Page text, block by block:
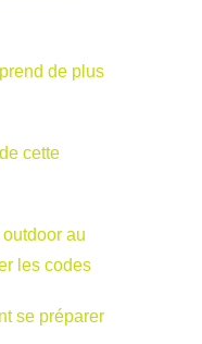
de plus
cette
au
les codes
se préparer